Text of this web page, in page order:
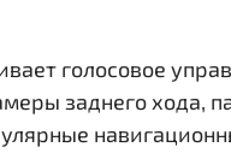
голосовое
заднего хода,